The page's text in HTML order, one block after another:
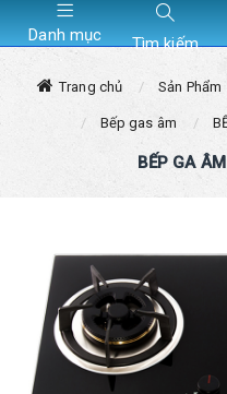
Danh mục Tìm kiếm
Trang chủ Sản Phẩm
Bếp gas âm
BẾP GA